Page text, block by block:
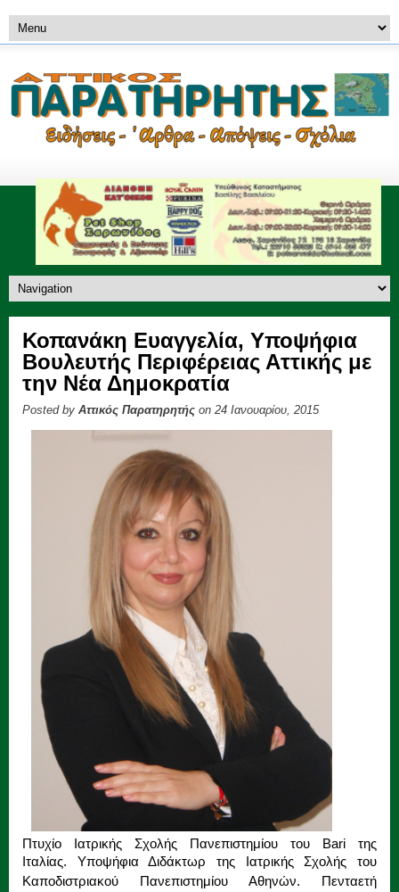
Κοπανάκη Ευαγγελία, Υποψήφια
Βουλευτής Περιφέρειας Αττικής με
την Νέα Δημοκρατία
Posted by Αττικός Παρατηρητής on 24 Ιανουαρίου, 2015
Πτυχίο Ιατρικής Σχολής Πανεπιστημίου του Bari της
Ιταλίας. Υποψήφια Διδάκτωρ της Ιατρικής Σχολής του
Καποδιστριακού Πανεπιστημίου Αθηνών. Πενταετή